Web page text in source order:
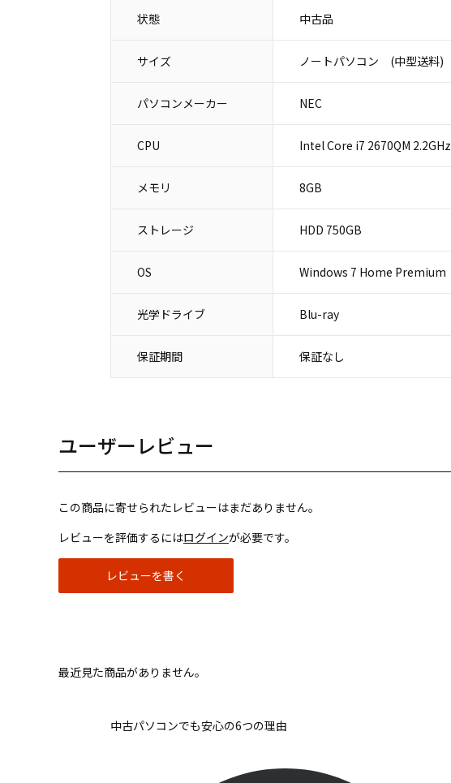
状態 中古品
サイズ ノートパソコン (中型送料)
パソコンメーカー NEC
CPU Intel Core i7 2670QM 2.2GHz
メモリ 8GB
ストレージ HDD 750GB
OS Windows 7 Home Premium
光学ドライブ Blu-ray
保証期間 保証なし
ユーザーレビュー
この商品に寄せられたレビューはまだありません。
レビューを評価するにはログインが必要です。
レビューを書く
最近見た商品がありません。
中古パソコンでも安心の6つの理由